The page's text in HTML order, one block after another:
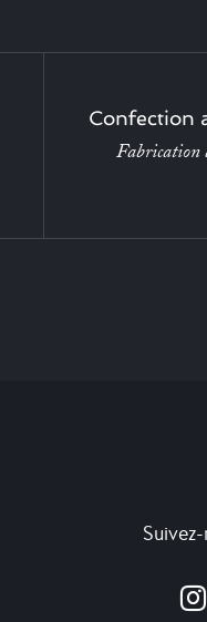
Confection
Fabrication